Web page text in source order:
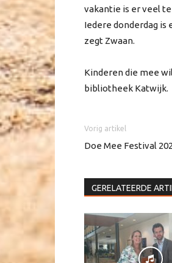
vakantie is er veel
Iedere donderdag is
zegt Zwaan.
Kinderen die mee
bibliotheek Katwijk.
Vorig artikel
Doe Mee Festival
GERELATEERDE